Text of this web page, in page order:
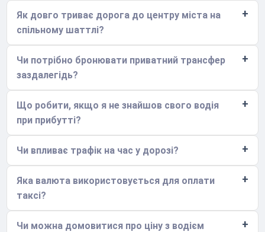
Як довго триває дорога до центру міста на
спільному шаттлі?
Чи потрібно бронювати приватний трансфер
заздалегідь?
Що робити, якщо я не знайшов свого водія
при прибутті?
Чи впливає трафік на час у дорозі?
Яка валюта використовується для оплати
таксі?
Чи можна домовитися про ціну з водієм